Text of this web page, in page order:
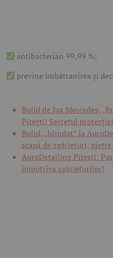
antibacterian 99,99 %;
previne îmbătranirea și
Bolid de lux Mercedes,
Pitești! Secretul
Bolid, „blindat” la
scapă de zgârieturi,
AuroDetailing Pitești:
împotriva zgârieturilor!